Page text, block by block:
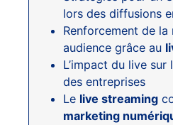
lors des diffusions
Renforcement de
audience grâce au
L’impact du live sur
des entreprises
Le live streaming
marketing